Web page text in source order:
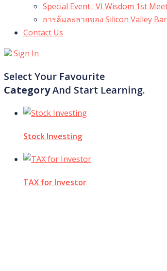
Special Event : VI Wisdom 1st
การล้มละลายของ Silicon Valley
Contact Us
Sign In
Select Your Favourite
CategoryAnd Start Learning.
Stock Investing
TAX for Investor